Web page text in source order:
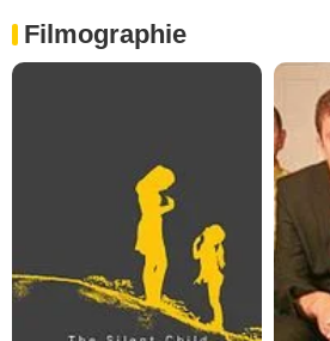
Filmographie